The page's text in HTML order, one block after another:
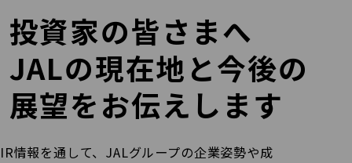
投資家の皆さまへ
JALの現在地と今後の
展望をお伝えします
IR情報を通して、JALグループの企業姿勢や成